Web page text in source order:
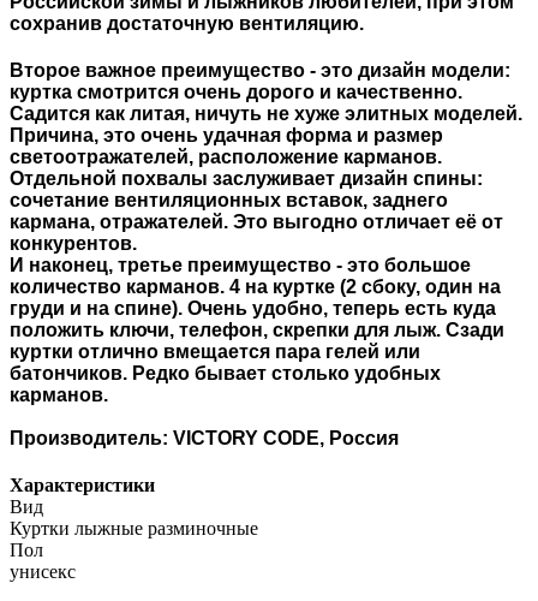
сохранив достаточную вентиляцию.
Второе важное преимущество - это дизайн модели:
куртка смотрится очень дорого и качественно.
Садится как литая, ничуть не хуже элитных моделей.
Причина, это очень удачная форма и размер
светоотражателей, расположение карманов.
Отдельной похвалы заслуживает дизайн спины:
сочетание вентиляционных вставок, заднего
кармана, отражателей. Это выгодно отличает её от
конкурентов.
И наконец, третье преимущество - это большое
количество карманов. 4 на куртке (2 сбоку, один на
груди и на спине). Очень удобно, теперь есть куда
положить ключи, телефон, скрепки для лыж. Сзади
куртки отлично вмещается пара гелей или
батончиков. Редко бывает столько удобных
карманов.
Производитель: VICTORY CODE, Россия
Характеристики
Вид
Куртки лыжные разминочные
Пол
унисекс